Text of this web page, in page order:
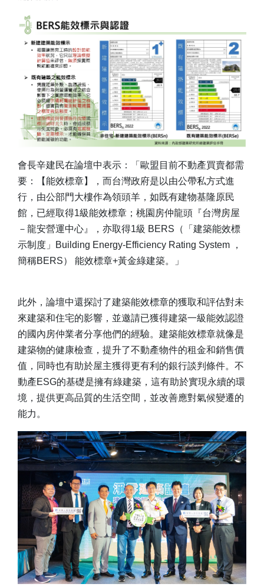
會長辛建民在論壇中表示：「歐盟目前不動產買賣都需
要：【能效標章】，而台灣政府是以由公帶私方式進
行，由公部門大樓作為領頭羊，如既有建物基隆原民
館，已經取得1級能效標章；桃園房仲龍頭『台灣房屋
－龍安營運中心』，亦取得1級 BERS（「建築能效標
示制度」Building Energy-Efficiency Rating System ，
簡稱BERS） 能效標章+黃金綠建築。」
此外，論壇中還探討了建築能效標章的獲取和評估對未
來建築和住宅的影響，並邀請已獲得建築一級能效認證
的國內房仲業者分享他們的經驗。建築能效標章就像是
建築物的健康檢查，提升了不動產物件的租金和銷售價
值，同時也有助於屋主獲得更有利的銀行談判條件。不
動產ESG的基礎是擁有綠建築，這有助於實現永續的環
境，提供更高品質的生活空間，並改善應對氣候變遷的
能力。